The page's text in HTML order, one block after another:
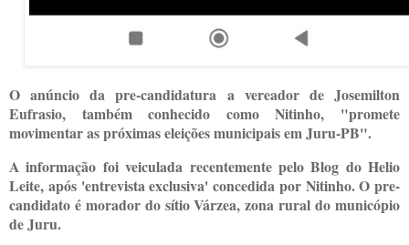
O anúncio da pre-candidatura a vereador de Josemilton
Eufrasio, também conhecido como Nitinho, "promete
movimentar as próximas eleições municipais em Juru-PB".
A informação foi veiculada recentemente pelo Blog do Helio
Leite, após 'entrevista exclusiva' concedida por Nitinho. O pre-
candidato é morador do sítio Várzea, zona rural do municópio
de Juru.